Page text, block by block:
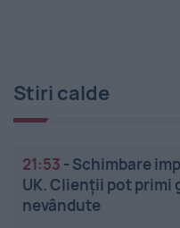
Stiri calde
21:53 - Schimbare
UK. Clienții pot primi
nevândute